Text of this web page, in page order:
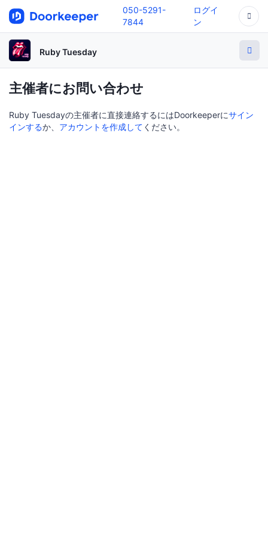
050-5291-
7844
ログイ
ン
Ruby Tuesday
主催者にお問い合わせ
Ruby Tuesdayの主催者に直接連絡するにはDoorkeeperにサイン
インするか、 アカウントを作成して ください。